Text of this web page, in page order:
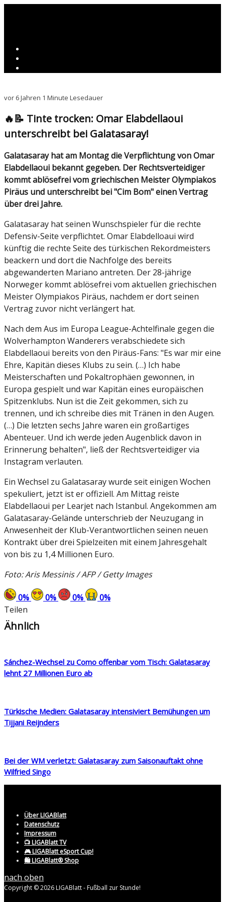
vor 6 Jahren 1 Minute Lesedauer
🔥📝 Tinte trocken: Omar Elabdellaoui
unterschreibt bei Galatasaray!
Galatasaray hat am Montag die Verpflichtung von Omar
Elabdellaoui bekannt gegeben. Der Rechtsverteidiger
kommt ablösefrei vom griechischen Meister Olympiakos
Piräus und unterschreibt bei "Cim Bom" einen Vertrag
über drei Jahre.
Galatasaray hat seinen Wunschspieler für die rechte
Defensiv-Seite verpflichtet. Omar Elabdelloaui wird
künftig die rechte Seite des türkischen Rekordmeisters
beackern und dort die Nachfolge des bereits
abgewanderten Mariano antreten. Der 28-jährige
Norweger kommt ablösefrei vom aktuellen griechischen
Meister Olympiakos Piräus, nachdem er dort seinen
Vertrag zuvor nicht verlängert hat.
Nach dem Aus im Europa League-Achtelfinale gegen die
Wolverhampton Wanderers verabschiedete sich
Elabdellaoui bereits von den Piräus-Fans: "Es war mir eine
Ehre, Kapitän dieses Klubs zu sein. (…) Ich habe
Meisterschaften und Pokaltrophäen gewonnen, in
Europa gespielt und war Kapitän eines europäischen
Spitzenklubs. Nun ist die Zeit gekommen, sich zu
trennen, und ich schreibe dies mit Tränen in den Augen.
(…) Die letzten sechs Jahre waren ein großartiges
Abenteuer. Und ich werde jeden Augenblick davon in
Erinnerung behalten", ließ der Rechtsverteidiger via
Instagram verlauten.
Ein Wechsel zu Galatasaray wurde seit einigen Wochen
spekuliert, jetzt ist er offiziell. Am Mittag reiste
Elabdellaoui per Learjet nach Istanbul. Angekommen am
Galatasaray-Gelände unterschrieb der Neuzugang in
Anwesenheit der Klub-Verantwortlichen seinen neuen
Kontrakt über drei Spielzeiten mit einem Jahresgehalt
von bis zu 1,4 Millionen Euro.
Foto: Aris Messinis / AFP / Getty Images
0% 0% 0% 0%
Teilen
Ähnlich
Sánchez-Wechsel zu Como offenbar vom Tisch: Galatasaray
lehnt 27 Millionen Euro ab
Türkische Medien: Galatasaray intensiviert Bemühungen um
Tijjani Reijnders
Bei der WM verletzt: Galatasaray zum Saisonauftakt ohne
Wilfried Singo
Über LIGABlatt
Datenschutz
Impressum
📺 LIGABlatt TV
🎮 LIGABlatt eSport Cup!
🛍️ LIGABlatt® Shop
nach oben
Copyright © 2026 LIGABlatt - Fußball zur Stunde!